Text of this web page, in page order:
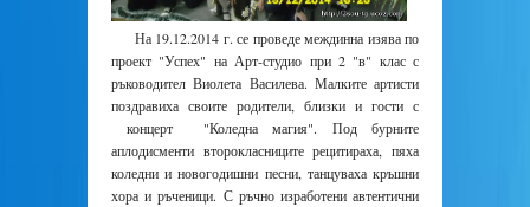
На 19.12.2014 г. се проведе междинна изява по
проект "Успех" на Арт-студио при 2 "в" клас с
ръководител Виолета Василева. Малките артисти
поздравиха своите родители, близки и гости с
концерт "Коледна магия". Под бурните
аплодисменти второкласниците рецитираха, пяха
коледни и новогодишни песни, танцуваха кръшни
хора и ръченици. С ръчно изработени автентични